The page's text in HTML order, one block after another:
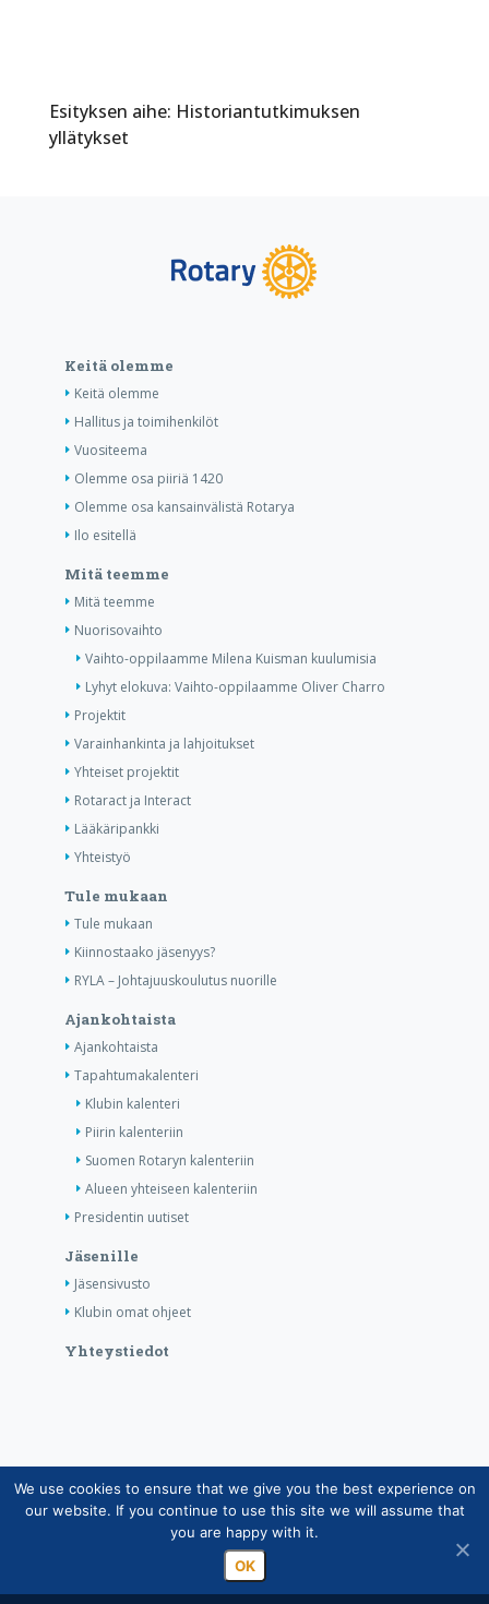
Esityksen aihe: Historiantutkimuksen
yllätykset
Keitä olemme
Keitä olemme
Hallitus ja toimihenkilöt
Vuositeema
Olemme osa piiriä 1420
Olemme osa kansainvälistä Rotarya
Ilo esitellä
Mitä teemme
Mitä teemme
Nuorisovaihto
Vaihto-oppilaamme Milena Kuisman kuulumisia
Lyhyt elokuva: Vaihto-oppilaamme Oliver Charro
Projektit
Varainhankinta ja lahjoitukset
Yhteiset projektit
Rotaract ja Interact
Lääkäripankki
Yhteistyö
Tule mukaan
Tule mukaan
Kiinnostaako jäsenyys?
RYLA – Johtajuuskoulutus nuorille
Ajankohtaista
Ajankohtaista
Tapahtumakalenteri
Klubin kalenteri
Piirin kalenteriin
Suomen Rotaryn kalenteriin
Alueen yhteiseen kalenteriin
Presidentin uutiset
Jäsenille
Jäsensivusto
Klubin omat ohjeet
Yhteystiedot
Copyright © Suomen Rotarypalvelu ry 2026 |
Jäsentietojärjestelmän tietosuojaseloste|Henkilötietojen
käsittely Rotarytoiminnassa
We use cookies to ensure that we give you the best experience on
our website. If you continue to use this site we will assume that
you are happy with it.
OK